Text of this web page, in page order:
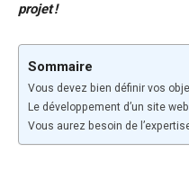
projet !
Sommaire
Vous devez bien définir vos
Le développement d’un site
Vous aurez besoin de